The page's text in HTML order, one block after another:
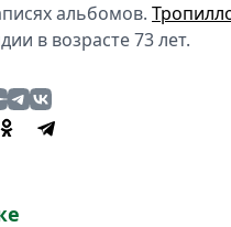
альбомов.
в возрасте 73 лет.